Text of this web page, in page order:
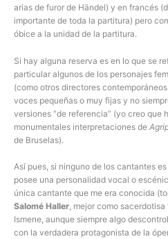
arias de furor de Händel) y en francés
importante de toda la partitura) pero
óbice a la unidad de la partitura.
Si hay alguna reserva es en lo que se
particular algunos de los personajes
(como otros directores
voces pequeñas o muy fijas y no
versiones “de referencia” (yo creo que
monumentales interpretaciones de
de Bruselas).
Así pues, si ninguno de los cantantes
posee una personalidad vocal o
única cantante que me era conocida
Salomé Haller , mejor como
Ismene, aunque siempre algo
con la verdadera protagonista de la